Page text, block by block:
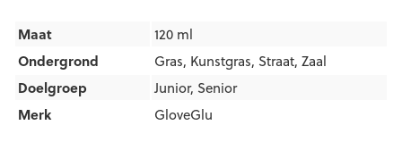
Maat
120 ml
Ondergrond
Gras, Kunstgras, Straat, Zaal
Doelgroep
Junior, Senior
Merk
GloveGlu